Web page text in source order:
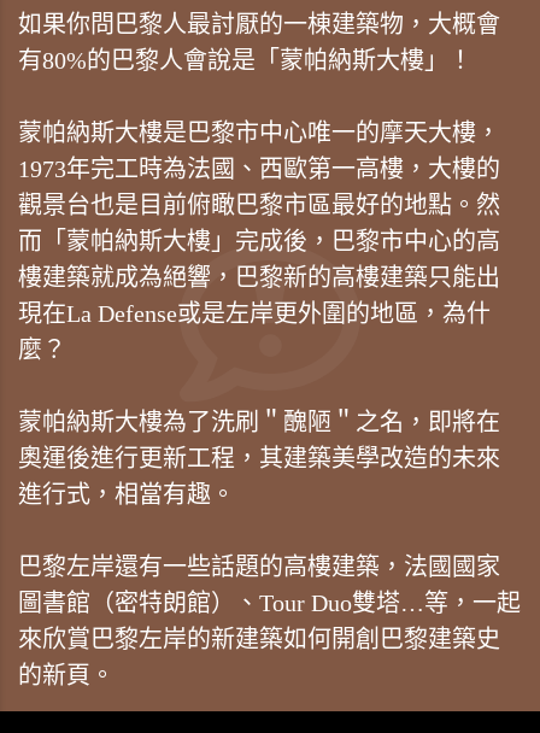
如果你問巴黎人最討厭的一棟建築物，大概會
有80%的巴黎人會說是「蒙帕納斯大樓」！
蒙帕納斯大樓是巴黎市中心唯一的摩天大樓，
1973年完工時為法國、西歐第一高樓，大樓的
觀景台也是目前俯瞰巴黎市區最好的地點。然
而「蒙帕納斯大樓」完成後，巴黎市中心的高
樓建築就成為絕響，巴黎新的高樓建築只能出
現在La Defense或是左岸更外圍的地區，為什
麼？
蒙帕納斯大樓為了洗刷＂醜陋＂之名，即將在
奧運後進行更新工程，其建築美學改造的未來
進行式，相當有趣。
巴黎左岸還有一些話題的高樓建築，法國國家
圖書館（密特朗館）、Tour Duo雙塔…等，一起
來欣賞巴黎左岸的新建築如何開創巴黎建築史
的新頁。